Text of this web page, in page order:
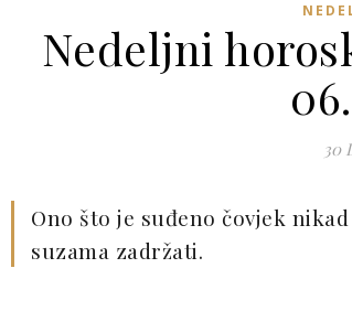
Nedeljni
30
Ono što je suđeno čovjek
suzama zadržati.